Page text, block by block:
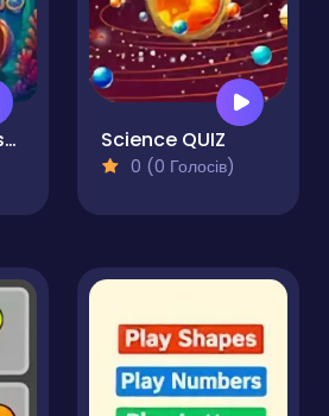
Vowels VS Consonants Science QUIZ
0 (0 Голосів)